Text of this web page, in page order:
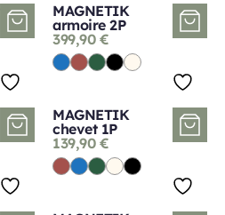
MAGNETIK
armoire 2P
399,90 €
MAGNETIK
chevet 1P
139,90 €